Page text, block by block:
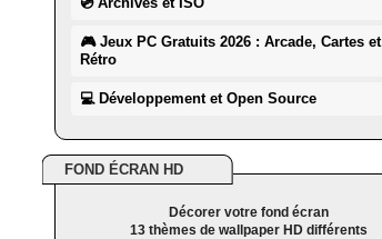
🎮 Jeux PC Gratuits 2026 : Arcade, Cartes et
Rétro
💻 Développement et Open Source
FOND ÉCRAN HD
Décorer votre fond écran
13 thèmes de wallpaper HD différents